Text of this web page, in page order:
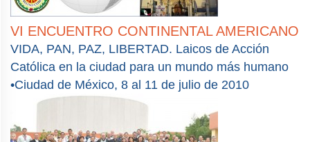
VI ENCUENTRO CONTINENTAL AMERICANO
VIDA, PAN, PAZ, LIBERTAD. Laicos de Acción
Católica en la ciudad para un mundo más humano
•Ciudad de México, 8 al 11 de julio de 2010